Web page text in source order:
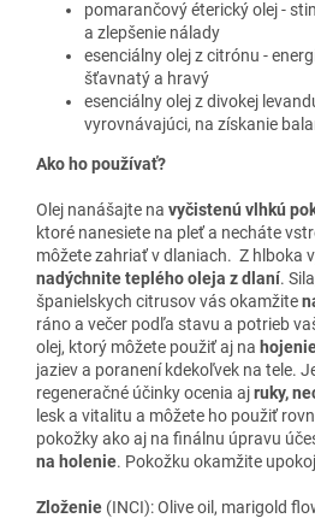
pomarančový éterický olej -
a zlepšenie nálady
esenciálny olej z citrónu -
šťavnatý a hravý
esenciálny olej z divokej
vyrovnávajúci, na získanie
Ako ho používať?
Olej nanášajte na vyčistenú vlhkú
ktoré nanesiete na pleť a necháte
môžete zahriať v dlaniach. Z hlboka
nadýchnite teplého oleja z dlaní.
španielskych citrusov vás okamžite
ráno a večer podľa stavu a potrieb
olej, ktorý môžete použiť aj na
jaziev a poranení kdekoľvek na tele.
regeneračné účinky ocenia ajruky,
lesk a vitalitu a môžete ho použiť
pokožky ako aj na finálnu úpravu
na holenie. Pokožku okamžite
Zloženie (INCI):Olive oil, marigold